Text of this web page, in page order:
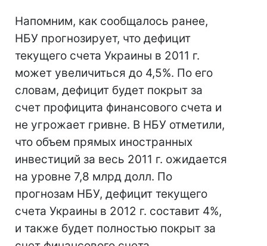
Напомним, как сообщалось ранее,
НБУ прогнозирует, что дефицит
текущего счета Украины в 2011 г.
может увеличиться до 4,5%. По его
словам, дефицит будет покрыт за
счет профицита финансового счета и
не угрожает гривне. В НБУ отметили,
что объем прямых иностранных
инвестиций за весь 2011 г. ожидается
на уровне 7,8 млрд долл. По
прогнозам НБУ, дефицит текущего
счета Украины в 2012 г. составит 4%,
и также будет полностью покрыт за